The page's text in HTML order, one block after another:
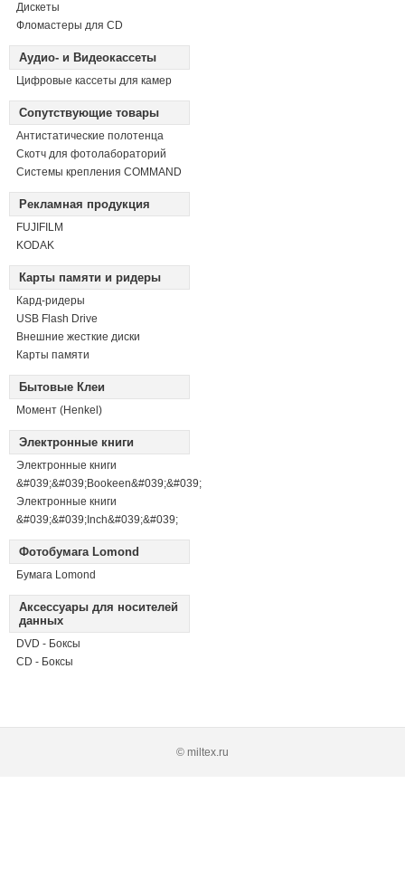
Дискеты
Фломастеры для CD
Аудио- и Видеокассеты
Цифровые кассеты для камер
Сопутствующие товары
Антистатические полотенца
Скотч для фотолабораторий
Системы крепления COMMAND
Рекламная продукция
FUJIFILM
KODAK
Карты памяти и ридеры
Кард-ридеры
USB Flash Drive
Внешние жесткие диски
Карты памяти
Бытовые Клеи
Момент (Henkel)
Электронные книги
Электронные книги
&#039;&#039;Bookeen&#039;&#039;
Электронные книги
&#039;&#039;Inch&#039;&#039;
Фотобумага Lomond
Бумага Lomond
Аксессуары для носителей
данных
DVD - Боксы
CD - Боксы
© miltex.ru